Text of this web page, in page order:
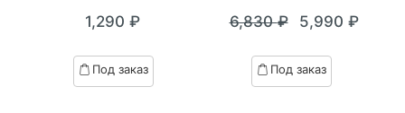
out
based
on
1,290 ₽
Под заказ
out
based
on
6,830₽
цена
составляла
5,990 ₽
Текущая
цена:
5,990 ₽.
Под заказ